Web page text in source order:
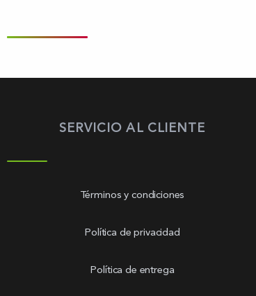
SERVICIO AL CLIENTE
Términos y condiciones
Política de privacidad
Política de entrega